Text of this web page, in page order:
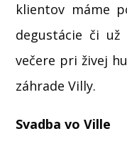
klientov máme
degustácie či
večere pri živej
záhrade Villy.
Svadba vo Ville